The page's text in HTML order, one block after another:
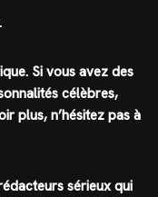
Si vous avez des
célèbres,
plus, n’hésitez pas à
sérieux qui